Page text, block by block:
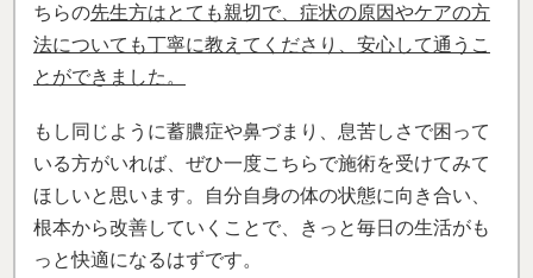
ちらの先生方はとても親切で、症状の原因やケアの方
法についても丁寧に教えてくださり、安心して通うこ
とができました。
もし同じように蓄膿症や鼻づまり、息苦しさで困って
いる方がいれば、ぜひ一度こちらで施術を受けてみて
ほしいと思います。自分自身の体の状態に向き合い、
根本から改善していくことで、きっと毎日の生活がも
っと快適になるはずです。